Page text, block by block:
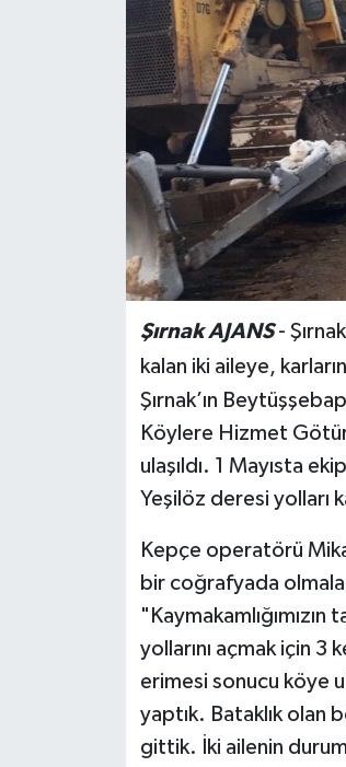
Şırnak AJANS-
kalan iki aileye,
Şırnak’ın
Köylere Hizmet
ulaşıldı. 1 Mayısta
Yeşilöz deresi yolları
Kepçe operatörü
bir coğrafyada
yollarını açmak için 3
erimesi sonucu köye
yaptık. Bataklık olan
gittik. İki ailenin
Siyaset
Teknoloji
Yazarlar